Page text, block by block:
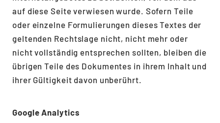
auf diese Seite verwiesen wurde. Sofern Teile
oder einzelne Formulierungen dieses Textes der
geltenden Rechtslage nicht, nicht mehr oder
nicht vollständig entsprechen sollten, bleiben die
übrigen Teile des Dokumentes in ihrem Inhalt und
ihrer Gültigkeit davon unberührt.
Google Analytics